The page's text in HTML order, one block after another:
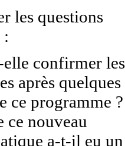
les questions
:
confirmer les
après quelques
ce programme ?
ce nouveau
a-t-il eu un